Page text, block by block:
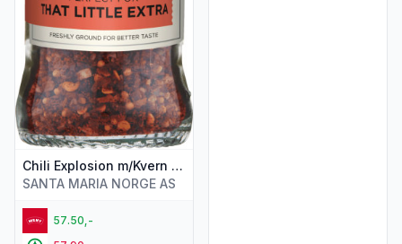
Chili Explosion m/Kvern 70g St.Maria
SANTA MARIA NORGE AS
57.50,-